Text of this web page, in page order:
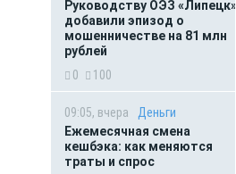
Руководству ОЭЗ «Липецк»
добавили эпизод о
мошенничестве на 81 млн
рублей
0
100
09:05, вчера
Деньги
Ежемесячная смена
кешбэка: как меняются
траты и спрос